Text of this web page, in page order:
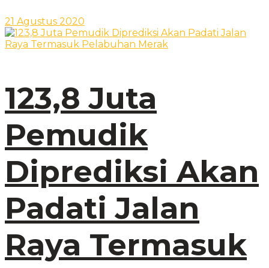
21 Agustus 2020
123,8 Juta
Pemudik
Diprediksi Akan
Padati Jalan
Raya Termasuk